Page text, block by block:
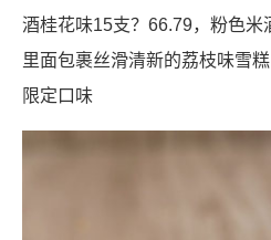
酒桂花味15支？66.79，粉色米
里面包裹丝滑清新的荔枝味雪
限定口味